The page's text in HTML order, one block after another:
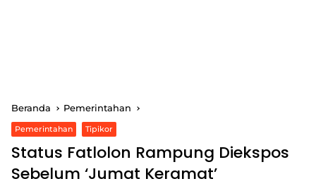
Beranda Pemerintahan
Pemerintahan Tipikor
Status Fatlolon Rampung Diekspos
Sebelum ‘Jumat Keramat’